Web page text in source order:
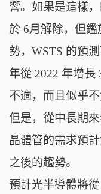
響。如果是這樣
於 6月解除，但
勢，WSTS 的預
年從 2022 年增長
不適，而且似乎
但是，從中長期
晶體管的需求預
之後的趨勢。
預計光半導體將